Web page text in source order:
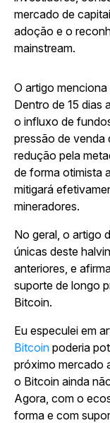
mercado de
adoção e o
mainstream.
O artigo
Dentro de 15 dias
o influxo de
pressão de venda
redução pela
de forma otimista
mitigará
mineradores.
No geral, o artigo
únicas deste
anteriores, e
suporte de longo
Bitcoin.
Eu especulei em
Bitcoin poderia
próximo mercado
o Bitcoin ainda
Agora, com o
forma e com